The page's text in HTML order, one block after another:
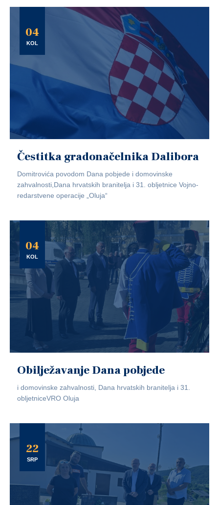
04
KOL
Čestitka gradonačelnika Dalibora
Domitrovića povodom Dana pobjede i domovinske
zahvalnosti,Dana hrvatskih branitelja i 31. obljetnice Vojno-
redarstvene operacije „Oluja“
04
KOL
Obilježavanje Dana pobjede
i domovinske zahvalnosti, Dana hrvatskih branitelja i 31.
obljetniceVRO Oluja
22
SRP